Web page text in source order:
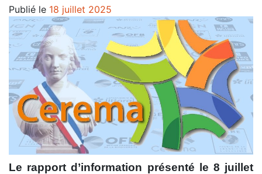
Publié le 18 juillet 2025
Le rapport d’information présenté le 8 juillet